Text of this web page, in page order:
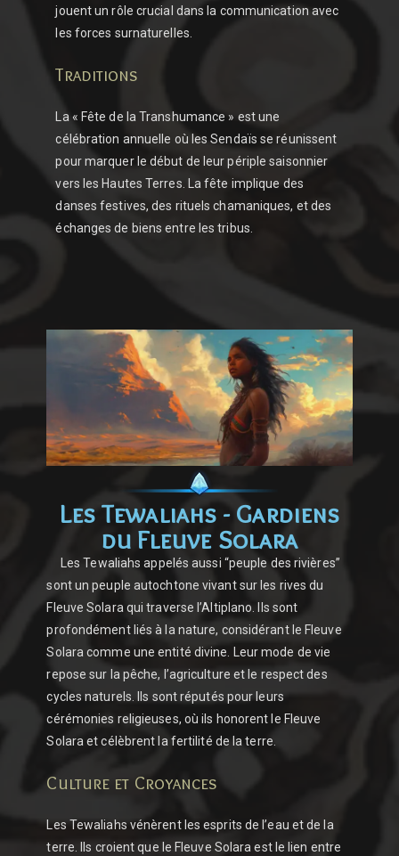
jouent un rôle crucial dans la communication avec
les forces surnaturelles.
Traditions
La « Fête de la Transhumance » est une
célébration annuelle où les Sendaïs se réunissent
pour marquer le début de leur périple saisonnier
vers les Hautes Terres. La fête implique des
danses festives, des rituels chamaniques, et des
échanges de biens entre les tribus.
Les Tewaliahs - Gardiens
du Fleuve Solara
Les Tewaliahs appelés aussi “peuple des rivières”
sont un peuple autochtone vivant sur les rives du
Fleuve Solara qui traverse l’Altiplano. Ils sont
profondément liés à la nature, considérant le Fleuve
Solara comme une entité divine. Leur mode de vie
repose sur la pêche, l’agriculture et le respect des
cycles naturels. Ils sont réputés pour leurs
cérémonies religieuses, où ils honorent le Fleuve
Solara et célèbrent la fertilité de la terre.
Culture et Croyances
Les Tewaliahs vénèrent les esprits de l’eau et de la
terre. Ils croient que le Fleuve Solara est le lien entre